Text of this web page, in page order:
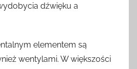
dźwięku a
elementem są
wentylami. W większości